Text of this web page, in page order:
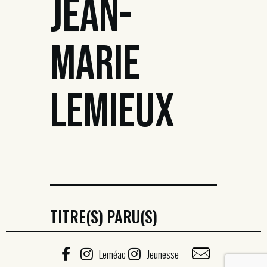
JEAN-
MARIE
LEMIEUX
TITRE(S) PARU(S)
Leméac Jeunesse